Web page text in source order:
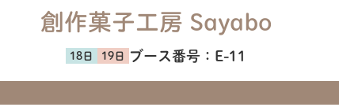
創作菓子工房 Sayabo
ブース番号： E-11